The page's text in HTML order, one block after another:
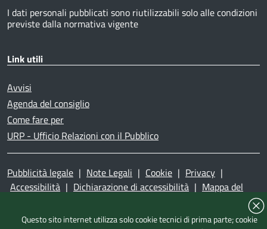
I dati personali pubblicati sono riutilizzabili solo alle condizioni
previste dalla normativa vigente
Link utili
Avvisi
Agenda del consiglio
Come fare per
URP - Ufficio Relazioni con il Pubblico
Pubblicità legale | Note Legali | Cookie | Privacy |
Accessibilità | Dichiarazione di accessibilità | Mappa del
Questo sito internet utilizza solo cookie tecnici di prima parte; cookie